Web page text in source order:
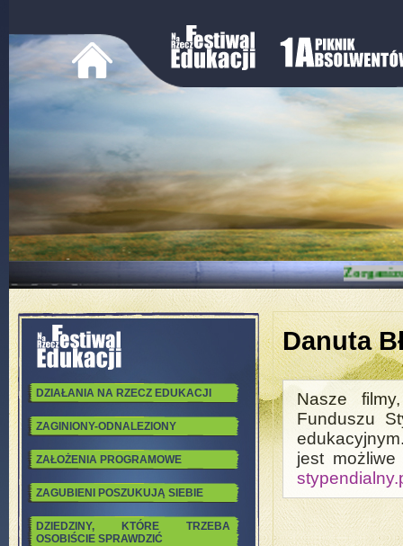
DZIAŁANIA NA RZECZ EDUKACJI
ZAGINIONY-ODNALEZIONY
ZAŁOŻENIA PROGRAMOWE
ZAGUBIENI POSZUKUJĄ SIEBIE
DZIEDZINY, KTÓRE TRZEBA
OSOBIŚCIE SPRAWDZIĆ
Danuta
Nasze
Funduszu
jest